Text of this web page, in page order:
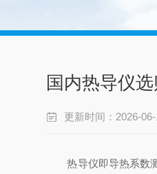
国内热导仪
更新时间：2026-
热导仪即导热系数测